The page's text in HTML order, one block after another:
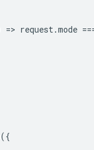
=> request.mode
({